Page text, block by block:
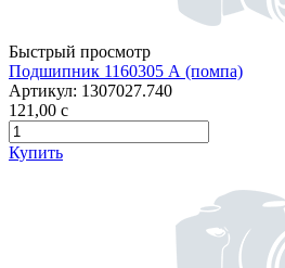
Быстрый просмотр
Подшипник 1160305 А (помпа)
Артикул: 1307027.740
121,00 c
Купить